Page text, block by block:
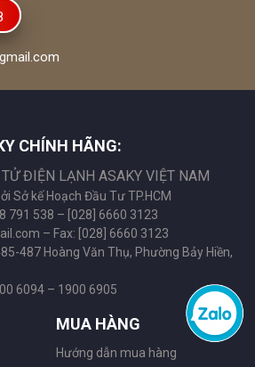
CHÍNH HÃNG:
ĐIỆN LẠNH ASAKY VIỆT NAM
Sở kế Hoạch Đầu Tư TP.HCM
791 538 – [028] 6660 3123
– Fax: [028] 6660 3123
487 Hoàng Văn Thụ, Phường Bảy Hiền,
6094 – 1900 6905
MUA HÀNG
Hướng dẫn mua hàng